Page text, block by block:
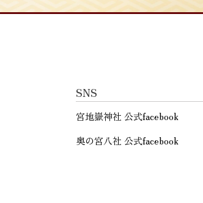
SNS
宮地嶽神社 公式facebook
奥の宮八社 公式facebook